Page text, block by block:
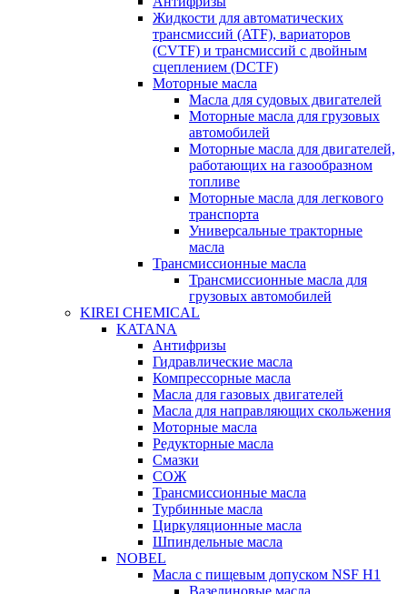
Жидкости для автоматических
трансмиссий (ATF), вариаторов
(CVTF) и трансмиссий с двойным
сцеплением (DCTF)
Моторные масла
Масла для судовых двигателей
Моторные масла для грузовых
автомобилей
Моторные масла для двигателей,
работающих на газообразном
топливе
Моторные масла для легкового
транспорта
Универсальные тракторные
масла
Трансмиссионные масла
Трансмиссионные масла для
грузовых автомобилей
KIREI CHEMICAL
KATANA
Антифризы
Гидравлические масла
Компрессорные масла
Масла для газовых двигателей
Масла для направляющих скольжения
Моторные масла
Редукторные масла
Смазки
СОЖ
Трансмиссионные масла
Турбинные масла
Циркуляционные масла
Шпиндельные масла
NOBEL
Масла с пищевым допуском NSF H1
Вазелиновые масла